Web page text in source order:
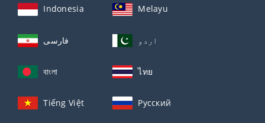
Indonesia Melayu
فارسی اردو
বাংলা ไทย
Tiếng Việt Русский